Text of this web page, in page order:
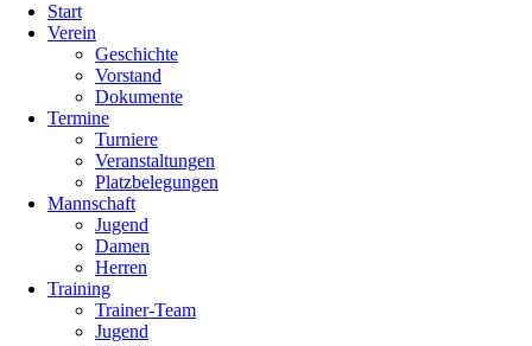
überspringen
Start
Verein
Geschichte
Vorstand
Dokumente
Termine
Turniere
Veranstaltungen
Platzbelegungen
Mannschaft
Jugend
Damen
Herren
Training
Trainer-Team
Jugend